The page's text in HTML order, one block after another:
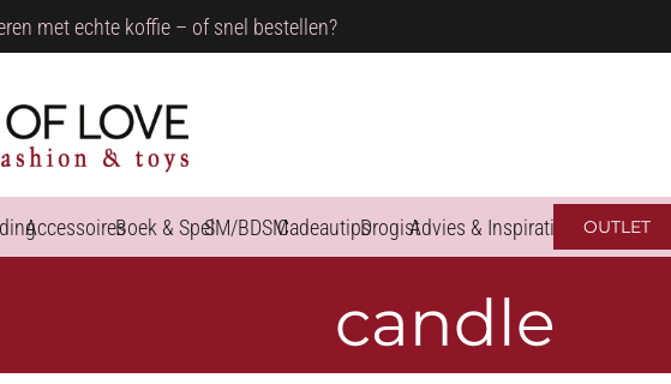
met echte koffie – of snel bestellen?
AccessoiresBoek & SpelSM/BDSMCadeautipsDrogistAdvies & Inspiratie OUTLET
candle